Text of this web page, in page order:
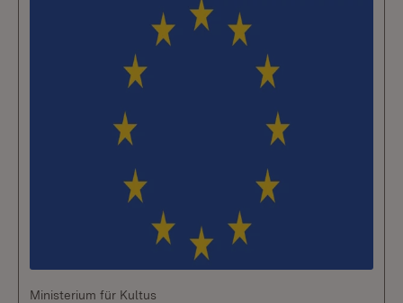
Ministerium für Kultus